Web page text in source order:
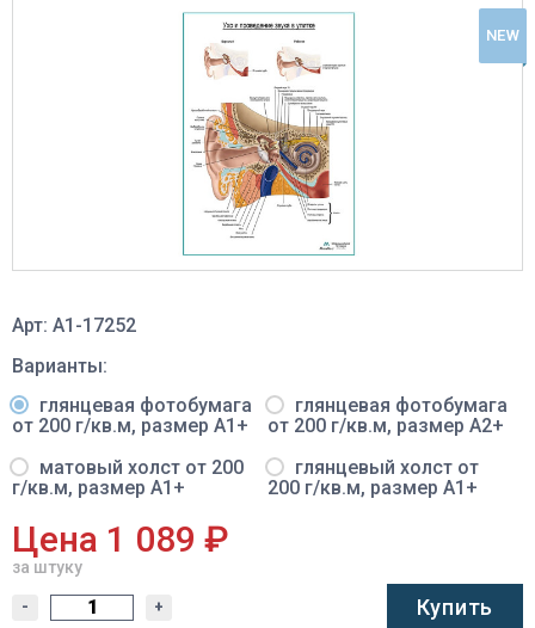
NEW
Арт: A1-17252
Варианты:
глянцевая фотобумага
от 200 г/кв.м, размер A1+
глянцевая фотобумага
от 200 г/кв.м, размер A2+
матовый холст от 200
г/кв.м, размер A1+
глянцевый холст от
200 г/кв.м, размер A1+
Цена 1 089 ₽
за штуку
- + Купить